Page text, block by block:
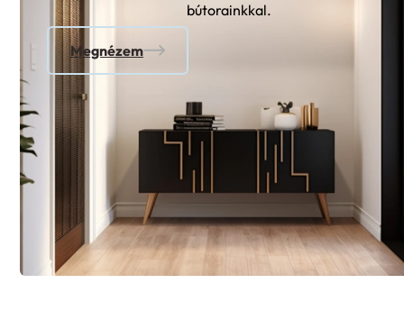
bútorainkkal.
Megnézem